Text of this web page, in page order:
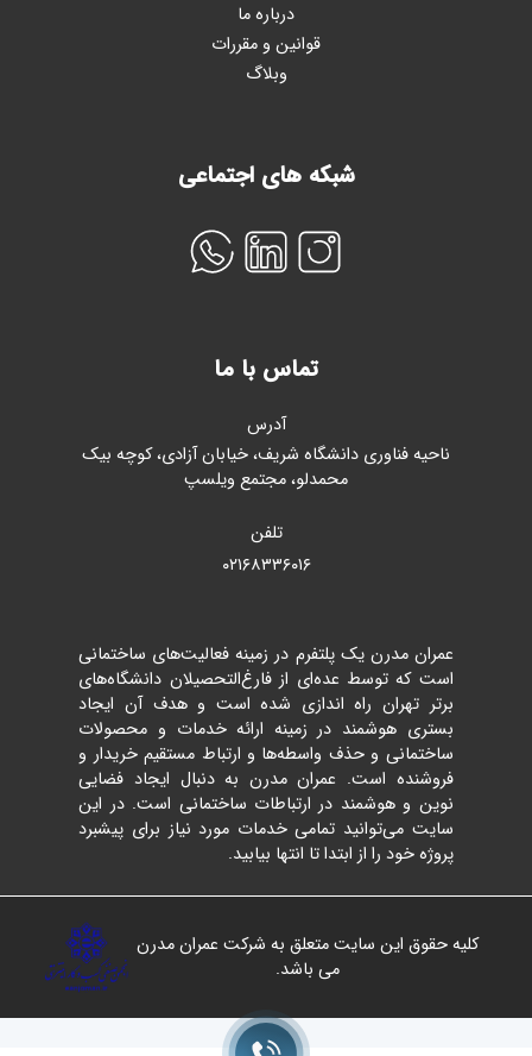
درباره ما
قوانین و مقررات
وبلاگ
شبکه های اجتماعی
تماس با ما
آدرس
ناحیه فناوری دانشگاه شریف، خیابان آزادی، کوچه بیک
محمدلو، مجتمع ویلسپ
تلفن
۰۲۱۶۸۳۳۶۰۱۶
عمران مدرن یک پلتفرم در زمینه فعالیت‌های ساختمانی
است که توسط عده‌ای از فارغ‌التحصیلان دانشگاه‌های
برتر تهران راه اندازی شده است و هدف آن ایجاد
بستری هوشمند در زمینه ارائه خدمات و محصولات
ساختمانی و حذف واسطه‌ها و ارتباط مستقیم خریدار و
فروشنده است. عمران مدرن به دنبال ایجاد فضایی
نوین و هوشمند در ارتباطات ساختمانی است. در این
سایت می‌توانید تمامی خدمات مورد نیاز برای پیشبرد
پروژه خود را از ابتدا تا انتها بیابید.
کلیه حقوق این سایت متعلق به شرکت عمران مدرن
می باشد.